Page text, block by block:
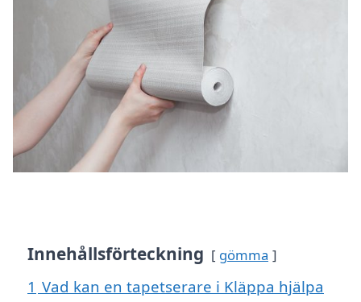
Innehållsförteckning gömma
1 Vad kan en tapetserare i Kläppa hjälpa